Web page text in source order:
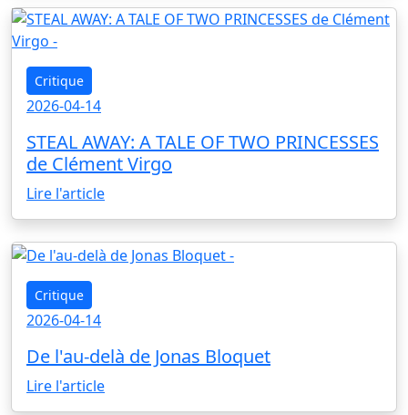
Critique
2026-04-14
STEAL AWAY: A TALE OF TWO PRINCESSES
de Clément Virgo
Lire l'article
Critique
2026-04-14
De l'au-delà de Jonas Bloquet
Lire l'article